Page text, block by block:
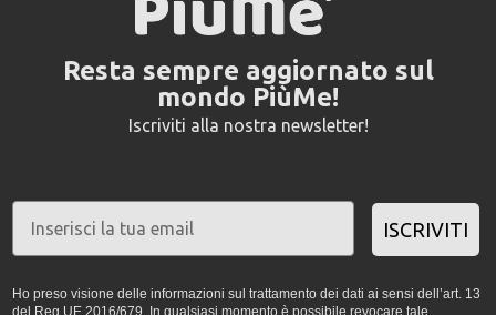
Resta sempre aggiornato sul
mondo PiùMe!
Iscriviti alla nostra newsletter!
ISCRIVITI
Ho preso visione delle informazioni sul trattamento dei dati ai sensi dell’art. 13